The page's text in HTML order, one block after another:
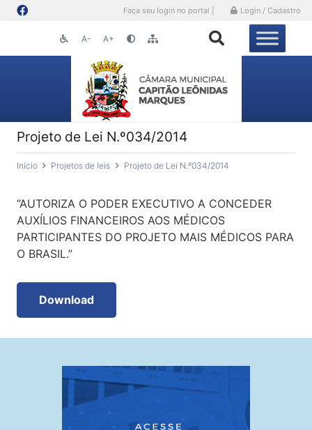
Faça seu login no portal | Login / Cadastro
A- A+
Projeto de Lei N.º034/2014
Início Projetos de leis Projeto de Lei N.º034/2014
“AUTORIZA O PODER EXECUTIVO A CONCEDER
AUXÍLIOS FINANCEIROS AOS MÉDICOS
PARTICIPANTES DO PROJETO MAIS MÉDICOS PARA
O BRASIL.”
Download